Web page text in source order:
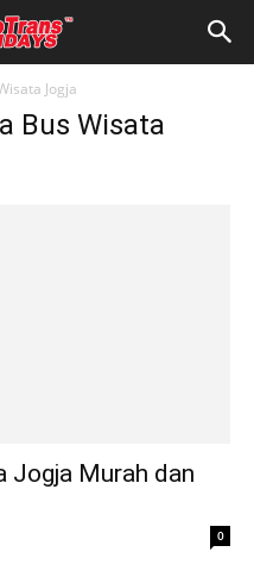
Jogja
Bus Wisata
Jogja Murah dan
0